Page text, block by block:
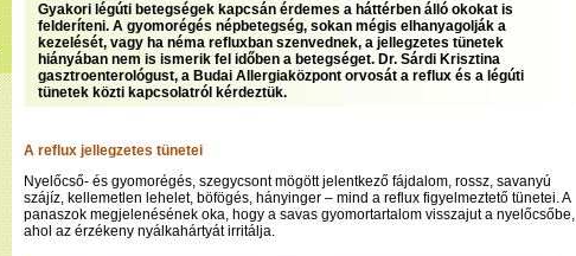
Gyakori légúti betegségek kapcsán érdemes a háttérben álló okokat is
felderíteni. A gyomorégés népbetegség, sokan mégis elhanyagolják a
kezelését, vagy ha néma refluxban szenvednek, a jellegzetes tünetek
hiányában nem is ismerik fel időben a betegséget. Dr. Sárdi Krisztina
gasztroenterológust, a Budai Allergiaközpont orvosát a reflux és a légúti
tünetek közti kapcsolatról kérdeztük.
A reflux jellegzetes tünetei
Nyelőcső- és gyomorégés, szegycsont mögött jelentkező fájdalom, rossz, savanyú
szájíz, kellemetlen lehelet, böfögés, hányinger – mind a reflux figyelmeztető tünetei. A
panaszok megjelenésének oka, hogy a savas gyomortartalom visszajut a nyelőcsőbe,
ahol az érzékeny nyálkahártyát irritálja.